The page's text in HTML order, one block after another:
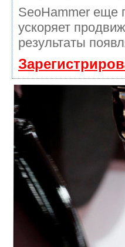
SeoHammer еще
ускоряет
результаты